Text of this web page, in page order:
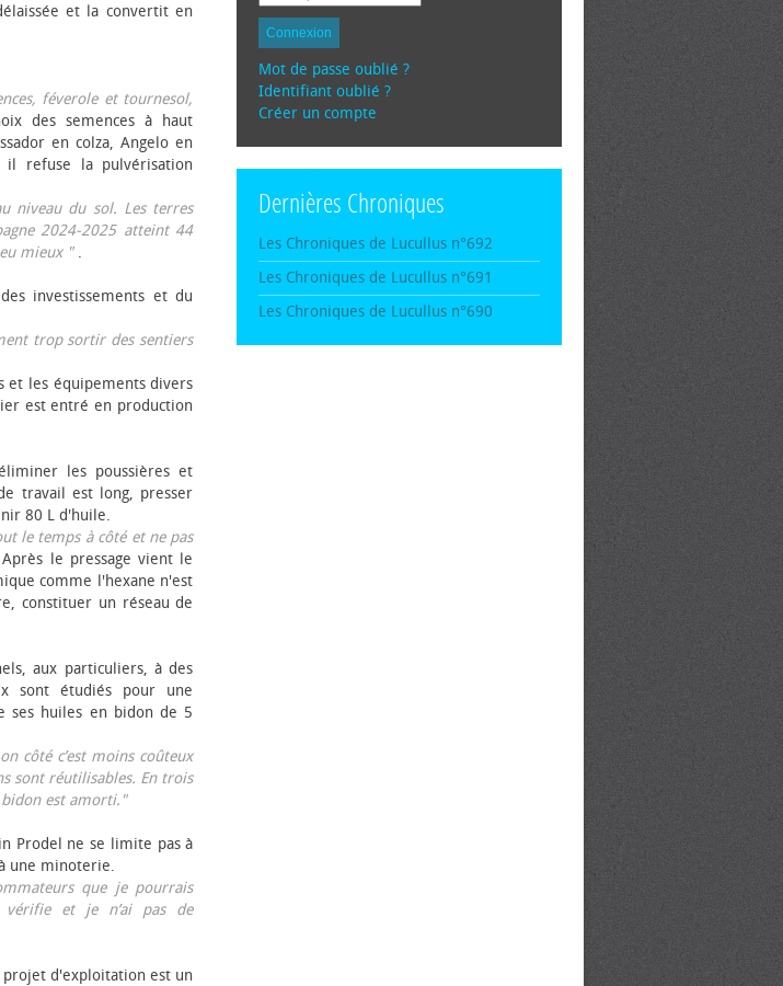
et la convertit en
féverole et tournesol,
des semences à haut
en colza, Angelo en
il refuse la pulvérisation
niveau du sol. Les terres
2024-2025 atteint 44
mieux ".
investissements et du
trop sortir des sentiers
et les équipements divers
est entré en production
les poussières et
travail est long, presser
80 L d'huile.
le temps à côté et ne pas
le pressage vient le
comme l'hexane n'est
constituer un réseau de
aux particuliers, à des
sont étudiés pour une
ses huiles en bidon de 5
côté c’est moins coûteux
sont réutilisables. En trois
est amorti."
Prodel ne se limite pas à
une minoterie.
que je pourrais
vérifie et je n’ai pas de
projet d'exploitation est un
Connexion
Mot de passe oublié ?
Identifiant oublié ?
Créer un compte
Dernières Chroniques
Les Chroniques de Lucullus n°692
Les Chroniques de Lucullus n°691
Les Chroniques de Lucullus n°690